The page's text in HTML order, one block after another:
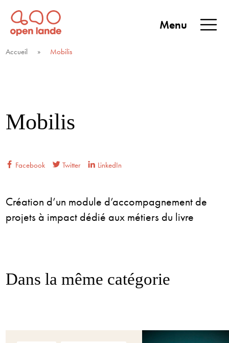
Aller
directement
au
contenu
TERRITOIRES
Open Lande
Entreprises & territoires
Menu
Accueil » Mobilis
Mobilis
Facebook Twitter LinkedIn
Création d’un module d’accompagnement de
projets à impact dédié aux métiers du livre
Dans la même catégorie